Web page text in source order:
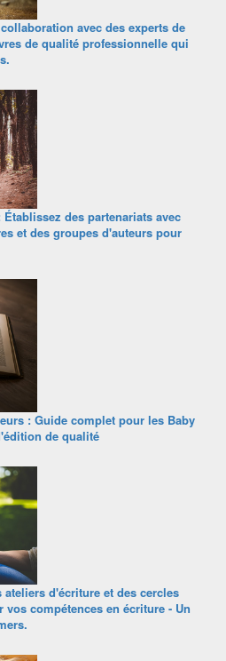
avec des experts de
de qualité professionnelle qui
des partenariats avec
et des groupes d'auteurs pour
: Guide complet pour les Baby
de qualité
d'écriture et des cercles
compétences en écriture - Un